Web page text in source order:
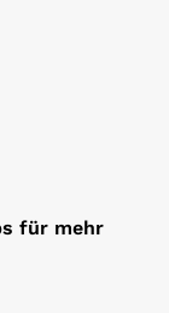
für mehr